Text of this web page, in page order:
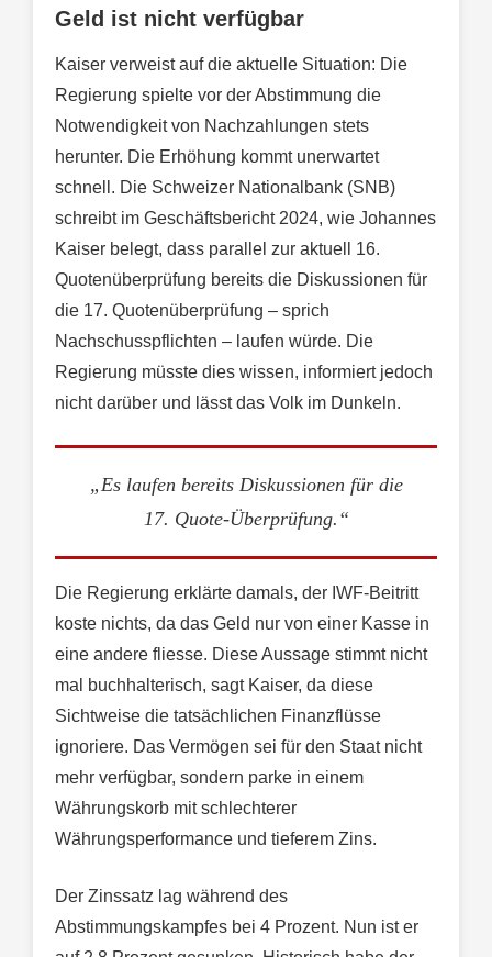
Geld ist nicht verfügbar
Kaiser verweist auf die aktuelle Situation: Die
Regierung spielte vor der Abstimmung die
Notwendigkeit von Nachzahlungen stets
herunter. Die Erhöhung kommt unerwartet
schnell. Die Schweizer Nationalbank (SNB)
schreibt im Geschäftsbericht 2024, wie Johannes
Kaiser belegt, dass parallel zur aktuell 16.
Quotenüberprüfung bereits die Diskussionen für
die 17. Quotenüberprüfung – sprich
Nachschusspflichten – laufen würde. Die
Regierung müsste dies wissen, informiert jedoch
nicht darüber und lässt das Volk im Dunkeln.
„Es laufen bereits Diskussionen für die
17. Quote-Überprüfung.“
Die Regierung erklärte damals, der IWF-Beitritt
koste nichts, da das Geld nur von einer Kasse in
eine andere fliesse. Diese Aussage stimmt nicht
mal buchhalterisch, sagt Kaiser, da diese
Sichtweise die tatsächlichen Finanzflüsse
ignoriere. Das Vermögen sei für den Staat nicht
mehr verfügbar, sondern parke in einem
Währungskorb mit schlechterer
Währungsperformance und tieferem Zins.
Der Zinssatz lag während des
Abstimmungskampfes bei 4 Prozent. Nun ist er